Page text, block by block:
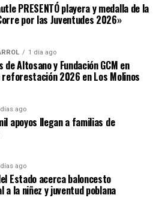
PRESENTÓ playera y medalla de la
por las Juventudes 2026»
1 día ago
de Altosano y Fundación GCM en
reforestación 2026 en Los Molinos
ago
apoyos llegan a familias de
ago
Estado acerca baloncesto
a la niñez y juventud poblana